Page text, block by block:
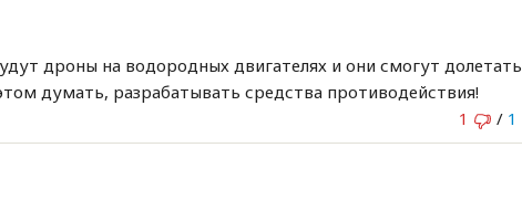
дроны на водородных двигателях и они смогут долетать
думать, разрабатывать средства противодействия!
1
/ 1